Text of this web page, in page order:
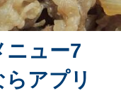
ニュー7
アプリ